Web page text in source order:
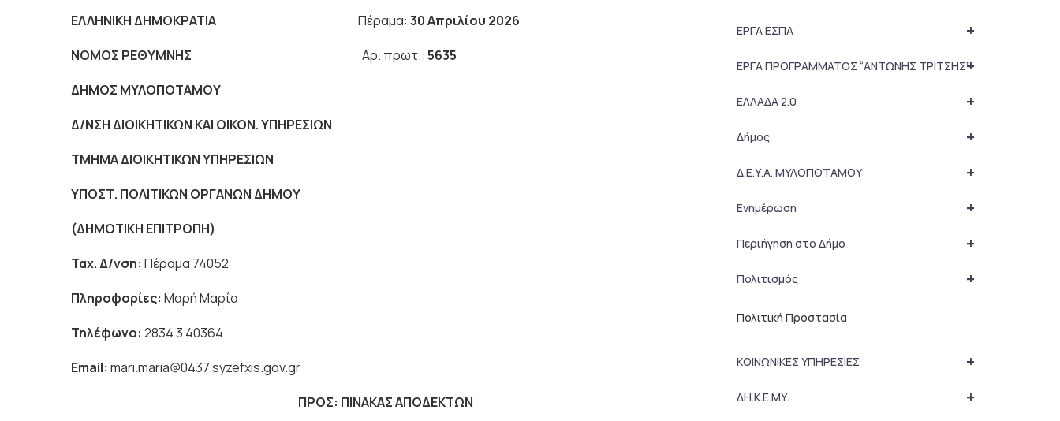
ΕΛΛΗΝΙΚΗ ΔΗΜΟΚΡΑΤΙΑ Πέραμα: 30 Απριλίου 2026
ΝΟΜΟΣ ΡΕΘΥΜΝΗΣ Αρ. πρωτ.: 5635
ΔΗΜΟΣ ΜΥΛΟΠΟΤΑΜΟΥ
Δ/ΝΣΗ ΔΙΟΙΚΗΤΙΚΩΝ ΚΑΙ ΟΙΚΟΝ. ΥΠΗΡΕΣΙΩΝ
ΤΜΗΜΑ ΔΙΟΙΚΗΤΙΚΩΝ ΥΠΗΡΕΣΙΩΝ
ΥΠΟΣΤ. ΠΟΛΙΤΙΚΩΝ ΟΡΓΑΝΩΝ ΔΗΜΟΥ
(ΔΗΜΟΤΙΚΗ ΕΠΙΤΡΟΠΗ)
Ταχ. Δ/νση: Πέραμα 74052
Πληροφορίες: Μαρή Μαρία
Τηλέφωνο: 2834 3 40364
Email: mari.maria@0437.syzefxis.gov.gr
ΠΡΟΣ: ΠΙΝΑΚΑΣ ΑΠΟΔΕΚΤΩΝ
+
ΕΡΓΑ ΕΣΠΑ
+
ΕΡΓΑ ΠΡΟΓΡΑΜΜΑΤΟΣ “ΑΝΤΩΝΗΣ ΤΡΙΤΣΗΣ”
+
ΕΛΛΑΔΑ 2.0
+
Δήμος
+
Δ.Ε.Υ.Α. ΜΥΛΟΠΟΤΑΜΟΥ
+
Ενημέρωση
+
Περιήγηση στο Δήμο
+
Πολιτισμός
Πολιτική Προστασία
+
ΚΟΙΝΩΝΙΚΕΣ ΥΠΗΡΕΣΙΕΣ
+
ΔΗ.Κ.Ε.ΜΥ.